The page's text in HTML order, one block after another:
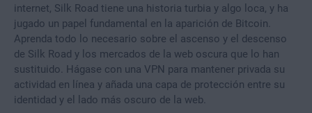
internet, Silk Road tiene una historia turbia y algo loca, y ha
jugado un papel fundamental en la aparición de Bitcoin.
Aprenda todo lo necesario sobre el ascenso y el descenso
de Silk Road y los mercados de la web oscura que lo han
sustituido. Hágase con una VPN para mantener privada su
actividad en línea y añada una capa de protección entre su
identidad y el lado más oscuro de la web.